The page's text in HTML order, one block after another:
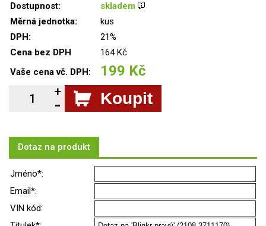
Dostupnost:
skladem
Měrná jednotka:
kus
DPH:
21%
Cena bez DPH
164 Kč
Vaše cena vč. DPH:
199 Kč
Koupit
Dotaz na produkt
Jméno*:
Email*:
VIN kód: